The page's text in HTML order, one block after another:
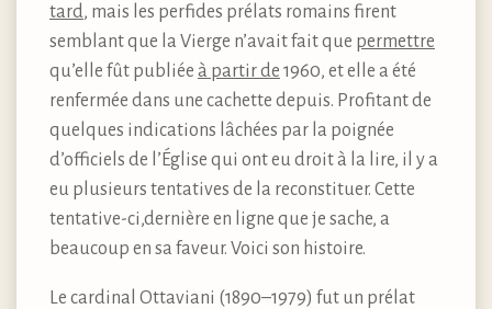
tard, mais les perfides prélats romains firent
semblant que la Vierge n’avait fait que permettre
qu’elle fût publiée à partir de 1960, et elle a été
renfermée dans une cachette depuis. Profitant de
quelques indications lâchées par la poignée
d’officiels de l’Église qui ont eu droit à la lire, il y a
eu plusieurs tentatives de la reconstituer. Cette
tentative-ci,dernière en ligne que je sache, a
beaucoup en sa faveur. Voici son histoire.
Le cardinal Ottaviani (1890–1979) fut un prélat